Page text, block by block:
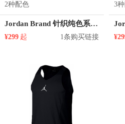
2种配色
Jordan Brand 针织纯色系带运动长裤 860198
¥299 起 1条购买链接
3